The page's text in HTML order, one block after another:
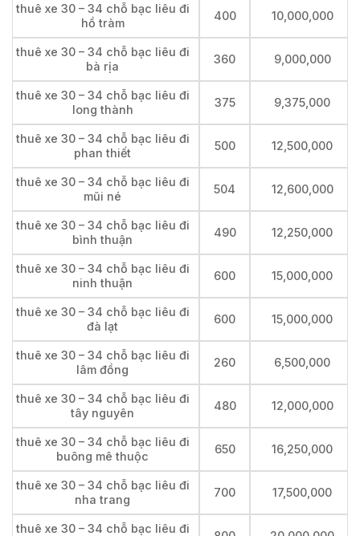
thuê xe 30 – 34 chỗ bạc liêu đi
hồ tràm
400 10,000,000
thuê xe 30 – 34 chỗ bạc liêu đi
bà rịa
360 9,000,000
thuê xe 30 – 34 chỗ bạc liêu đi
long thành
375 9,375,000
thuê xe 30 – 34 chỗ bạc liêu đi
phan thiết
500 12,500,000
thuê xe 30 – 34 chỗ bạc liêu đi
mũi né
504 12,600,000
thuê xe 30 – 34 chỗ bạc liêu đi
bình thuận
490 12,250,000
thuê xe 30 – 34 chỗ bạc liêu đi
ninh thuận
600 15,000,000
thuê xe 30 – 34 chỗ bạc liêu đi
đà lạt
600 15,000,000
thuê xe 30 – 34 chỗ bạc liêu đi
lâm đồng
260 6,500,000
thuê xe 30 – 34 chỗ bạc liêu đi
tây nguyên
480 12,000,000
thuê xe 30 – 34 chỗ bạc liêu đi
buông mê thuộc
650 16,250,000
thuê xe 30 – 34 chỗ bạc liêu đi
nha trang
700 17,500,000
thuê xe 30 – 34 chỗ bạc liêu đi